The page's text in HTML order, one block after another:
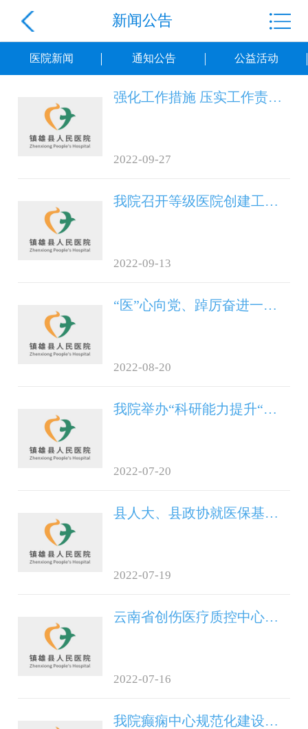
新闻公告
医院新闻 通知公告 公益活动
强化工作措施 压实工作责任 ——我院召开等级医院创建督导及疫情常态化防控工作推进会
2022-09-27
我院召开等级医院创建工作推进会
2022-09-13
“医”心向党、踔厉奋进一致敬医师节!
2022-08-20
我院举办“科研能力提升“专题培训
2022-07-20
县人大、县政协就医保基金管理使用情况到我院开展联合调研
2022-07-19
云南省创伤医疗质控中心专家组到我院开展创伤医疗质量控制督导检查及创伤质控培训
2022-07-16
我院癫痫中心规范化建设接受省级专家组现场评审验收！